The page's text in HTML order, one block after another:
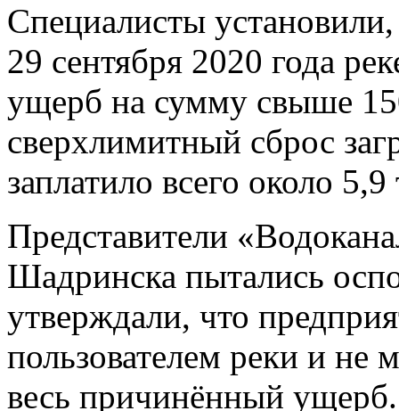
Специалисты установили,
29 сентября 2020 года
ущерб на сумму свыше
сверхлимитный сброс
заплатило всего около
Представители
Шадринска пытались
утверждали, что
пользователем реки и не
весь причинённый